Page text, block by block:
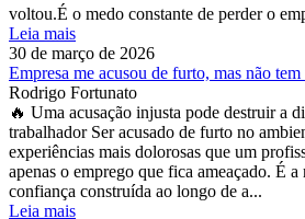
voltou.É o medo constante de perder o
Leia mais
30 de março de 2026
Empresa me acusou de furto, mas não
Rodrigo Fortunato
🔥 Uma acusação injusta pode destruir a
trabalhador Ser acusado de furto no
experiências mais dolorosas que um
apenas o emprego que fica ameaçado. É a
confiança construída ao longo de a...
Leia mais